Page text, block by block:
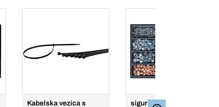
Kabelska vezica s
sigurnosne matice-